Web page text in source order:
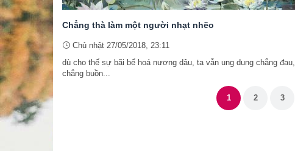
Chẳng thà làm một người nhạt nhẽo
Chủ nhật 27/05/2018, 23:11
dù cho thế sự bãi bể hoá nương dâu, ta vẫn ung dung chẳng đau,
chẳng buồn...
1 2 3